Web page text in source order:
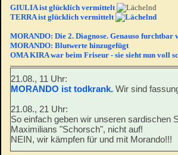
GIULIA ist glücklich vermittelt
TERRA ist glücklich vermittelt
MORANDO: Die 2. Diagnose. Genauso furchtbar
MORANDO: Blutwerte hinzugefügt
OMA KIRA war beim Friseur - sie sieht nun voll
21.08., 11 Uhr:
MORANDO ist todkrank. Wir sind
21.08., 21 Uhr:
So einfach geben wir unseren sardischen
Maximilians "Schorsch", nicht auf!
NEIN, wir kämpfen für und mit Morando!!!